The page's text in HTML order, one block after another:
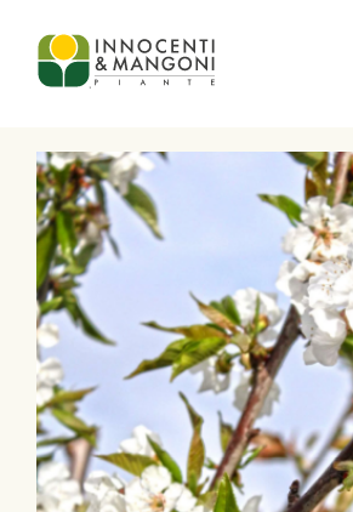
Skip to main content